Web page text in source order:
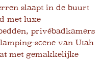
slaapt in de buurt
met luxe
privébadkamers
scene van Utah
met gemakkelijke